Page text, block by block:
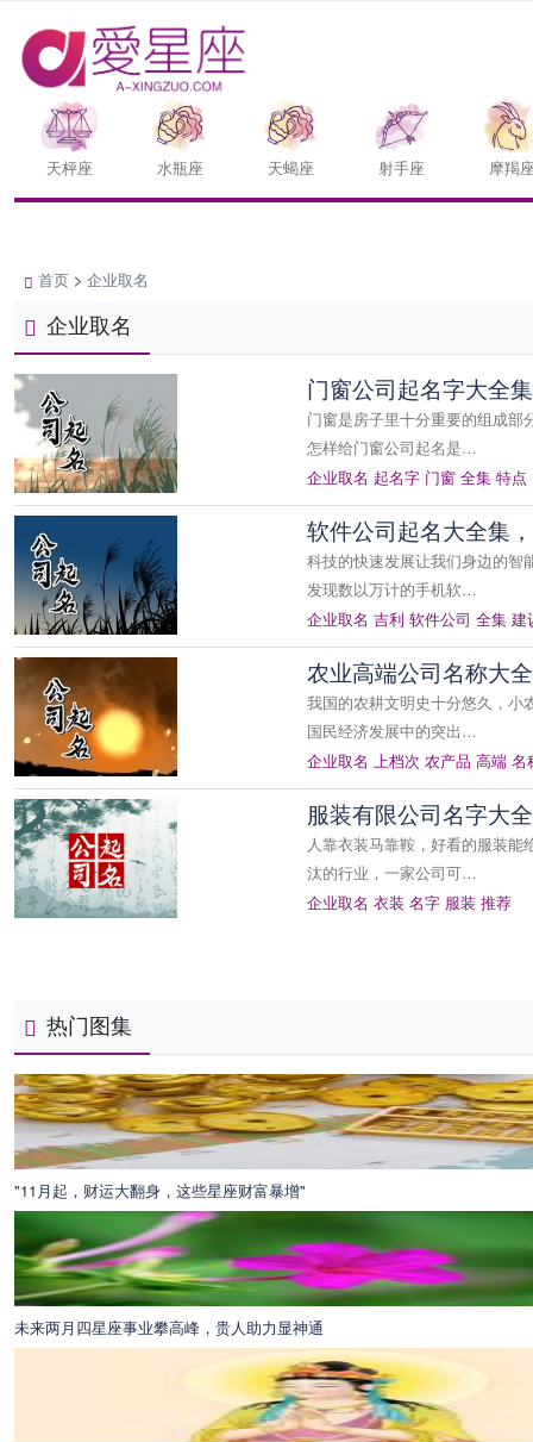
天枰座 水瓶座 天蝎座 射手座 摩羯
首页 > 企业取名
企业取名
门窗公司起名字大全
门窗是房子里十分重要的组成
怎样给门窗公司起名是…
企业取名 起名字 门窗 全集 特点
软件公司起名大全集
科技的快速发展让我们身边的智
发现数以万计的手机软…
企业取名 吉利 软件公司 全集 建
农业高端公司名称大
我国的农耕文明史十分悠久，小
国民经济发展中的突出…
企业取名 上档次 农产品 高端 名
服装有限公司名字大
人靠衣装马靠鞍，好看的服装
汰的行业，一家公司可…
企业取名 衣装 名字 服装 推荐
热门图集
"11月起，财运大翻身，这些星座财富暴增"
未来两月四星座事业攀高峰，贵人助力显神通